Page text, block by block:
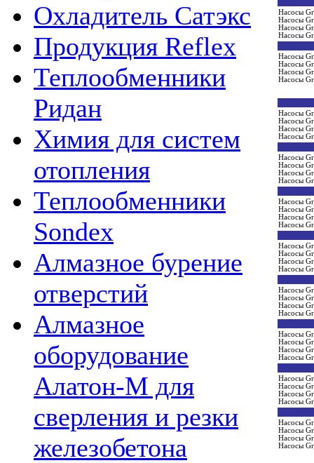
Охладитель Сатэкс
Продукция Reflex
Теплообменники
Ридан
Химия для систем
отопления
Теплообменники
Sondex
Алмазное бурение
отверстий
Алмазное
оборудование
Алатон-М для
сверления и резки
железобетона
Насосы
Насосы
Насосы
Насосы
Насосы
Насосы
Насосы
Насосы
Насосы
Насосы
Насосы
Насосы
Насосы
Насосы
Насосы
Насосы
Насосы
Насосы
Насосы
Насосы
Насосы
Насосы
Насосы
Насосы
Насосы
Насосы
Насосы
Насосы
Насосы
Насосы
Насосы
Насосы
Насосы
Насосы
Насосы
Насосы
Насосы
Насосы
Насосы
Насосы